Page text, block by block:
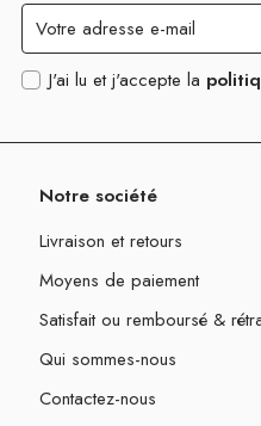
J'ai lu et j'accepte la
Notre société
Livraison et retours
Moyens de paiement
Satisfait ou remboursé &
Qui sommes-nous
Contactez-nous